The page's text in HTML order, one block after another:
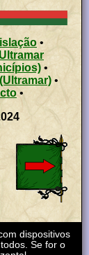
•
•
•
•
dispositivos
Se for o